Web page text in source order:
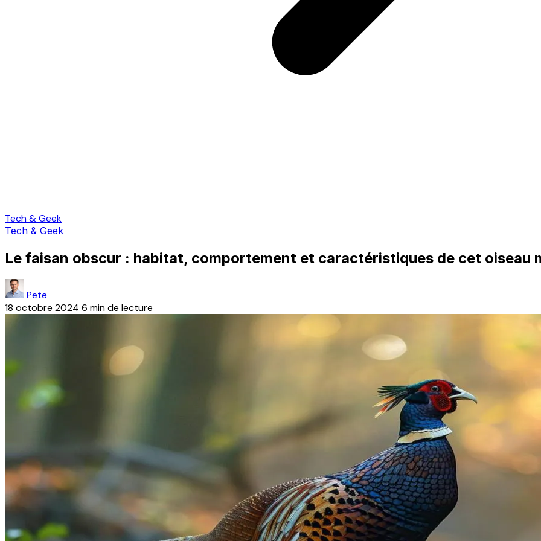
Tech & Geek
Tech & Geek
Le faisan obscur : habitat, comportement et caractéristiques de cet oiseau
Pete
18 octobre 2024 6 min de lecture